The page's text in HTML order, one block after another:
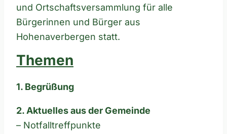
und Ortschaftsversammlung für alle
Bürgerinnen und Bürger aus
Hohenaverbergen statt.
Themen
1. Begrüßung
2. Aktuelles aus der Gemeinde
– Notfalltreffpunkte